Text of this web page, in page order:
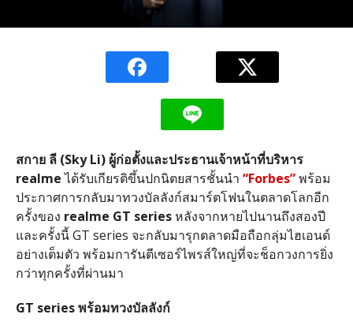
สกาย ลี (Sky Li) ผู้ก่อตั้งและประธานเจ้าหน้าที่บริหาร
realmeได้รับเกียรติขึ้นปกนิตยสารชั้นนำ “Forbes”พร้อม
ประกาศการกลับมาทวงบัลลังก์สมาร์ตโฟนในตลาดโลกอีก
ครั้งของ realme GT seriesหลังจากหายไปนานถึงสองปี
และครั้งนี้ GT series จะกลับมารุกตลาดมือถือกลุ่มไฮเอนด์
อย่างเต็มตัว พร้อมการันตีเซอร์ไพรส์ใหญ่ที่จะช็อกวงการยิ่ง
กว่าทุกครั้งที่ผ่านมา
GT series พร้อมทวงบัลลังก์